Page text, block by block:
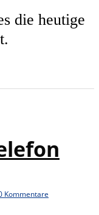
die heutige
Kommentare